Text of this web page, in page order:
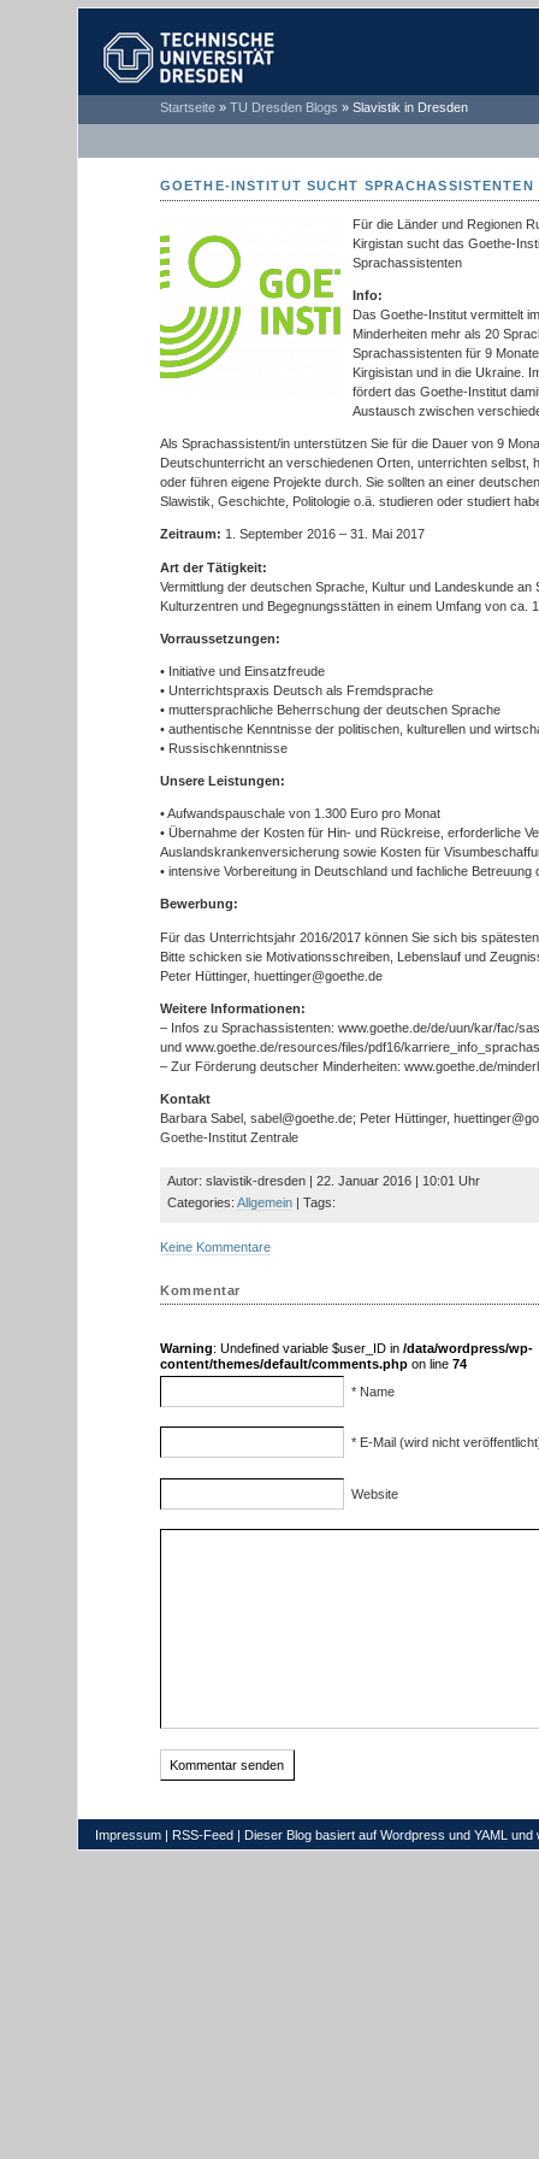
TECHNISCHE
UNIVERSITÄT
Startseite » TU Dresden Blogs » Slavistik in Dresden
GOETHE-INSTITUT SUCHT
Für die Länder und Regionen
Kirgistan sucht das Goethe-
Sprachassistenten
Info:
Das Goethe-Institut vermittelt
Minderheiten mehr als 20
Sprachassistenten für 9
Kirgisistan und in die Ukraine.
fördert das Goethe-Institut
Austausch zwischen
Als Sprachassistent/in unterstützen Sie für die Dauer von 9
Deutschunterricht an verschiedenen Orten, unterrichten selbst,
oder führen eigene Projekte durch. Sie sollten an einer
Slawistik, Geschichte, Politologie o.ä. studieren oder studiert
Zeitraum: 1. September 2016 – 31. Mai 2017
Art der Tätigkeit:
Vermittlung der deutschen Sprache, Kultur und Landeskunde an
Kulturzentren und Begegnungsstätten in einem Umfang von ca.
Vorraussetzungen:
• Initiative und Einsatzfreude
• Unterrichtspraxis Deutsch als Fremdsprache
• muttersprachliche Beherrschung der deutschen Sprache
• authentische Kenntnisse der politischen, kulturellen und
• Russischkenntnisse
Unsere Leistungen:
• Aufwandspauschale von 1.300 Euro pro Monat
• Übernahme der Kosten für Hin- und Rückreise, erforderliche
Auslandskrankenversicherung sowie Kosten für
• intensive Vorbereitung in Deutschland und fachliche
Bewerbung:
Für das Unterrichtsjahr 2016/2017 können Sie sich bis
Bitte schicken sie Motivationsschreiben, Lebenslauf und
Peter Hüttinger, huettinger@goethe.de
Weitere Informationen:
– Infos zu Sprachassistenten: www.goethe.de/de/uun/kar/fac/
und www.goethe.de/resources/files/pdf16/
– Zur Förderung deutscher Minderheiten: www.goethe.de/
Kontakt
Barbara Sabel, sabel@goethe.de; Peter Hüttinger,
Goethe-Institut Zentrale
Autor: slavistik-dresden | 22. Januar 2016 | 10:01 Uhr
Categories:Allgemein | Tags:
Keine Kommentare
Kommentar
Warning: Undefined variable $user_ID in /data/wordpress/wp-
content/themes/default/comments.php on line 74
* Name
* E-Mail (wird nicht
Website
Impressum | RSS-Feed | Dieser Blog basiert auf Wordpress und YAML und